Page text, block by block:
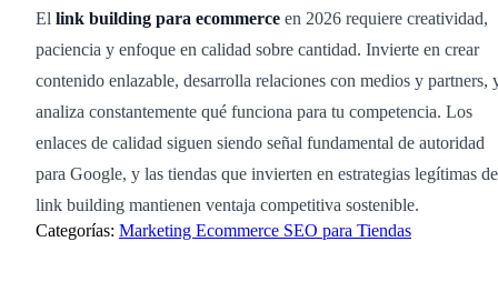
El link building para ecommerce en 2026 requiere creatividad,
paciencia y enfoque en calidad sobre cantidad. Invierte en crear
contenido enlazable, desarrolla relaciones con medios y partners,
analiza constantemente qué funciona para tu competencia. Los
enlaces de calidad siguen siendo señal fundamental de autoridad
para Google, y las tiendas que invierten en estrategias legítimas de
link building mantienen ventaja competitiva sostenible.
Categorías: Marketing Ecommerce SEO para Tiendas